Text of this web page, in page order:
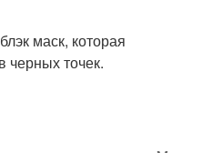
маск, которая
черных точек.